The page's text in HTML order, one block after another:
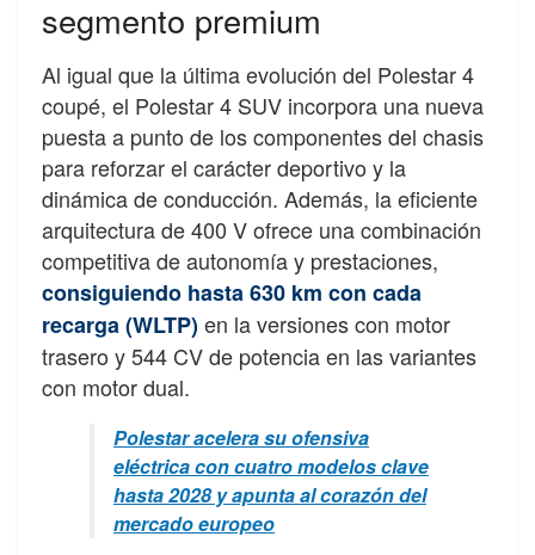
segmento premium
Al igual que la última evolución del Polestar 4
coupé, el Polestar 4 SUV incorpora una nueva
puesta a punto de los componentes del chasis
para reforzar el carácter deportivo y la
dinámica de conducción. Además, la eficiente
arquitectura de 400 V ofrece una combinación
competitiva de autonomía y prestaciones,
consiguiendo hasta 630 km con cada
recarga (WLTP)en la versiones con motor
trasero y 544 CV de potencia en las variantes
con motor dual.
Polestar acelera su ofensiva
eléctrica con cuatro modelos clave
hasta 2028 y apunta al corazón del
mercado europeo